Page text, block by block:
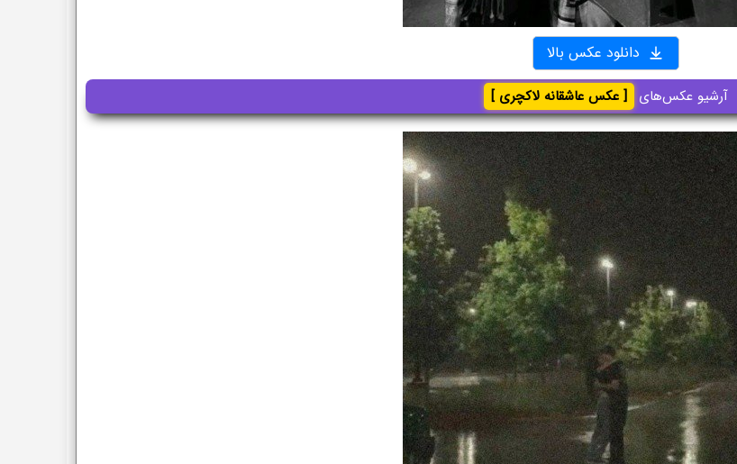
دانلود عکس بالا
آرشیو عکس‌های [ عکس عاشقانه لاکچری ]